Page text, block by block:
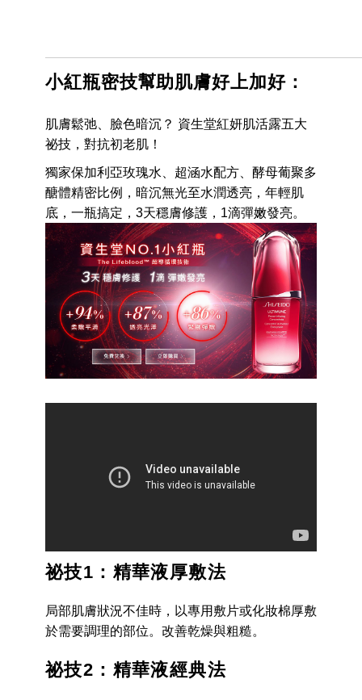
小紅瓶密技幫助肌膚好上加好：
肌膚鬆弛、臉色暗沉？ 資生堂紅妍肌活露五大
祕技，對抗初老肌！
獨家保加利亞玫瑰水、超涵水配方、酵母葡聚多
醣體精密比例，暗沉無光至水潤透亮，年輕肌
底，一瓶搞定，3天穩膚修護，1滴彈嫩發亮。
祕技1：精華液厚敷法
局部肌膚狀況不佳時，以專用敷片或化妝棉厚敷
於需要調理的部位。改善乾燥與粗糙。
祕技2：精華液經典法